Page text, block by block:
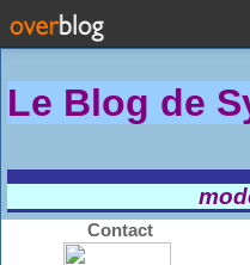
Le Blog de
Contact